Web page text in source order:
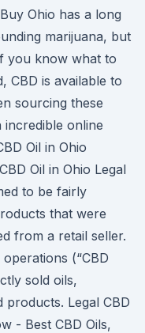
Ohio has a long
marijuana, but
you know what to
CBD is available to
sourcing these
online
Oil in Ohio
Oil in Ohio Legal
to be fairly
that were
from a retail seller.
(“CBD
sold oils,
products. Legal CBD
- Best CBD Oils,